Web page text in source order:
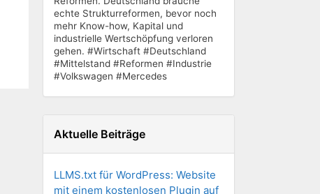
echte Strukturreformen, bevor noch
mehr Know-how, Kapital und
industrielle Wertschöpfung verloren
gehen. #Wirtschaft #Deutschland
#Mittelstand #Reformen #Industrie
#Volkswagen #Mercedes
Aktuelle Beiträge
LLMS.txt für WordPress: Website
mit einem kostenlosen Plugin auf